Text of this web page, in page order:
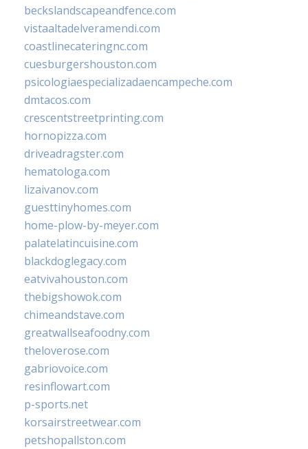
beckslandscapeandfence.com
vistaaltadelveramendi.com
coastlinecateringnc.com
cuesburgershouston.com
psicologiaespecializadaencampeche.com
dmtacos.com
crescentstreetprinting.com
hornopizza.com
driveadragster.com
hematologa.com
lizaivanov.com
guesttinyhomes.com
home-plow-by-meyer.com
palatelatincuisine.com
blackdoglegacy.com
eatvivahouston.com
thebigshowok.com
chimeandstave.com
greatwallseafoodny.com
theloverose.com
gabriovoice.com
resinflowart.com
p-sports.net
korsairstreetwear.com
petshopallston.com